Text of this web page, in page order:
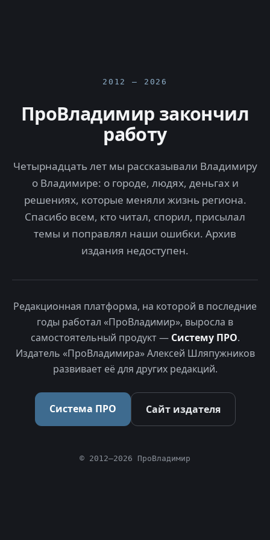
2012 — 2026
ПроВладимир закончил
работу
Четырнадцать лет мы рассказывали Владимиру
о Владимире: о городе, людях, деньгах и
решениях, которые меняли жизнь региона.
Спасибо всем, кто читал, спорил, присылал
темы и поправлял наши ошибки. Архив
издания недоступен.
Редакционная платформа, на которой в последние
годы работал «ПроВладимир», выросла в
самостоятельный продукт — Систему ПРО.
Издатель «ПроВладимира» Алексей Шляпужников
развивает её для других редакций.
Система ПРО Сайт издателя
© 2012–2026 ПроВладимир